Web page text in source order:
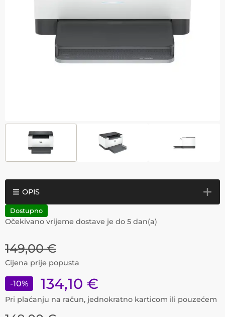
OPIS
Dostupno
Očekivano vrijeme dostave je do 5 dan(a)
149,00 €
Cijena prije popusta
-10% 134,10 €
Pri plaćanju na račun, jednokratno karticom ili pouzećem